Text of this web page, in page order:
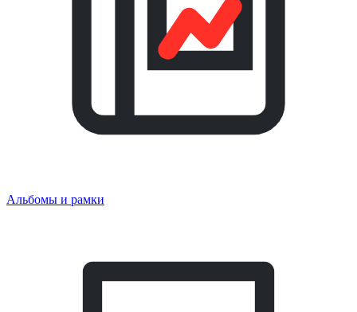
Альбомы и рамки